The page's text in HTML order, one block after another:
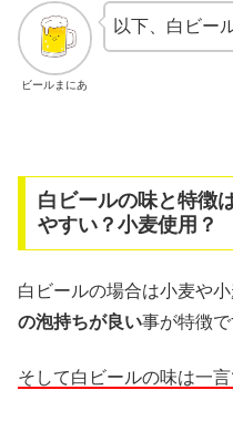
ビールまにあ
以下、白ビー
白ビールの味と特徴
やすい？小麦使用？
白ビールの場合は小麦や
の泡持ちが良い事が特徴で
そして白ビールの味は一言